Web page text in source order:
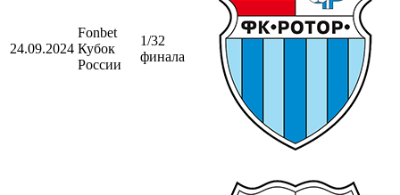
24.09.2024
Fonbet
Кубок
России
1/32
финала